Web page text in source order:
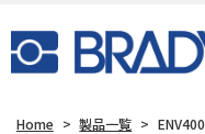
Home > 製品一覧 > ENV400